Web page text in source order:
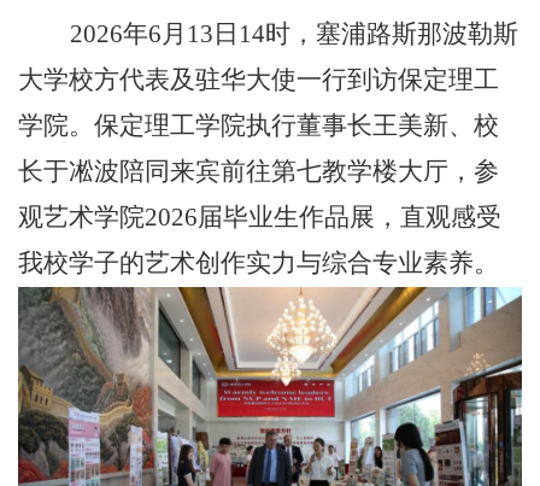
2026年6月 13 日 14时，塞浦路斯那波勒斯
大学校方代表及驻华大使一行到访保定理工
学院。 保定理工学院执行董事长王美新、校
长于凇波陪同来宾前往第七教学楼大厅，参
观艺术学院2026届毕业生作品展，直观感受
我校学子的艺术创作实力与综合专业素养。